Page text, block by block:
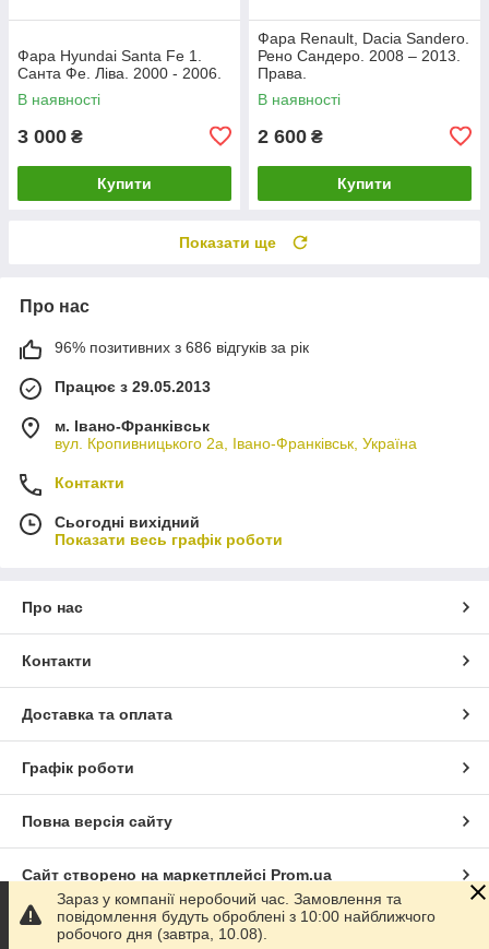
Фара Hyundai Santa Fe 1.
Санта Фе. Ліва. 2000 - 2006.
В наявності
3 000 ₴
Купити
Фара Renault, Dacia Sandero.
Рено Сандеро. 2008 – 2013.
Права.
В наявності
2 600 ₴
Купити
Показати ще
Про нас
96% позитивних з 686 відгуків за рік
Працює з 29.05.2013
м. Івано-Франківськ
вул. Кропивницького 2а, Івано-Франківськ, Україна
Контакти
Сьогодні вихідний
Показати весь графік роботи
Про нас
Контакти
Доставка та оплата
Графік роботи
Повна версія сайту
Сайт створено на маркетплейсі Prom.ua
Політика конфіденційності
Зараз у компанії неробочий час. Замовлення та
повідомлення будуть оброблені з 10:00 найближчого
робочого дня (завтра, 10.08).